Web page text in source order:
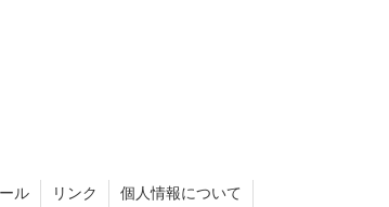
ル リンク 個人情報について